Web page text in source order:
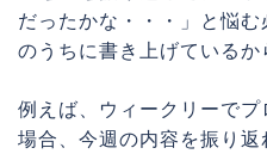
だったかな・・・」と悩
のうちに書き上げているか
例えば、ウィークリーで
場合、今週の内容を振り